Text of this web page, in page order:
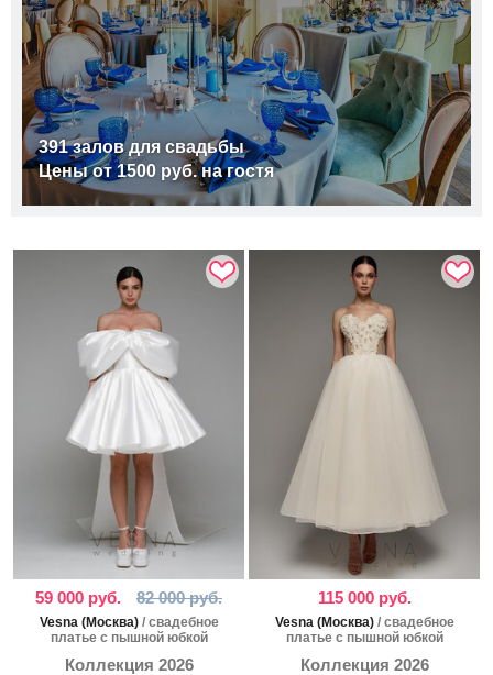
391 залов для свадьбы
Цены от 1500 руб. на гостя
59 000 руб. 82 000 руб.
Vesna (Москва)/ свадебное
платье с пышной юбкой
Коллекция 2026
115 000 руб.
Vesna (Москва)/ свадебное
платье с пышной юбкой
Коллекция 2026